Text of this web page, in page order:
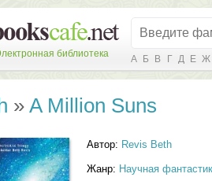
библиотека А Б В Г Д Е Ж
» A Million Suns
Автор: Revis Beth
Жанр: Научная